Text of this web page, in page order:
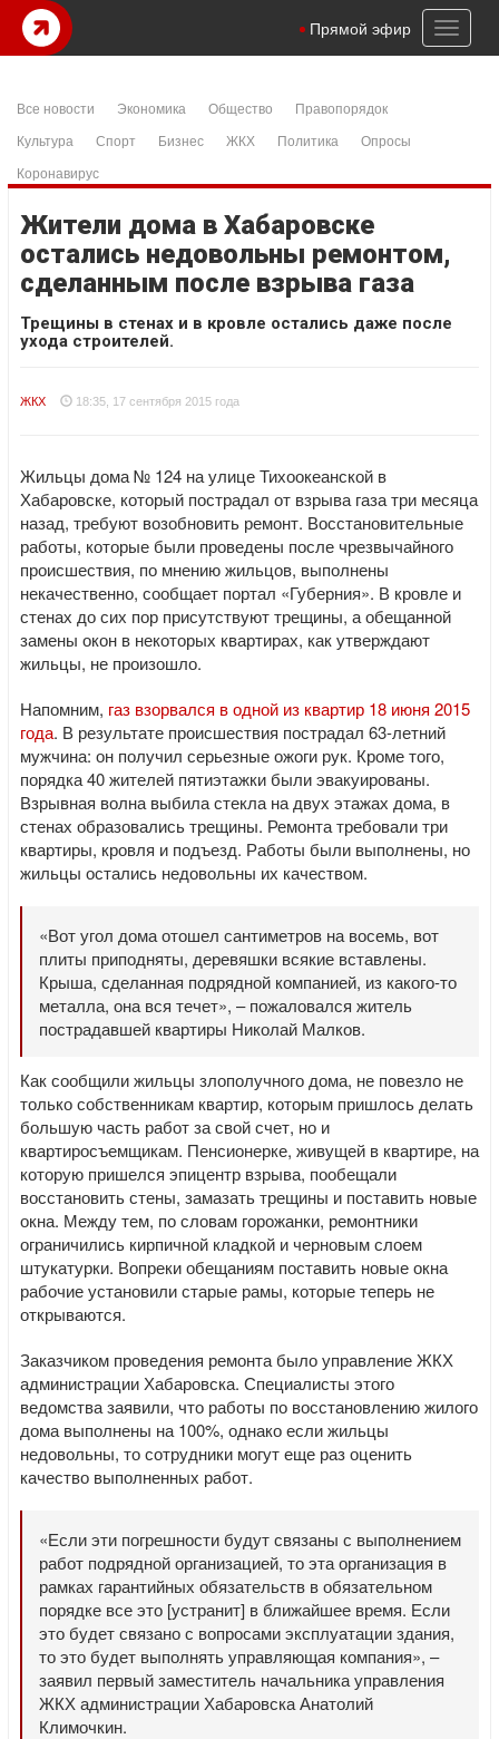
Toggle
Прямой эфир
Все новости Экономика Общество
Правопорядок
Культура
Спорт Бизнес ЖКХ Политика
Опросы
Коронавирус
Жители дома в Хабаровске
остались недовольны ремонтом,
сделанным после взрыва газа
Трещины в стенах и в кровле остались даже после
ухода строителей.
ЖКХ 18:35, 17 сентября 2015 года
Жильцы дома № 124 на улице Тихоокеанской в
Хабаровске, который пострадал от взрыва газа три месяца
назад, требуют возобновить ремонт. Восстановительные
работы, которые были проведены после чрезвычайного
происшествия, по мнению жильцов, выполнены
некачественно, сообщает портал «Губерния». В кровле и
стенах до сих пор присутствуют трещины, а обещанной
замены окон в некоторых квартирах, как утверждают
жильцы, не произошло.
Напомним, газ взорвался в одной из квартир 18 июня 2015
года. В результате происшествия пострадал 63-летний
мужчина: он получил серьезные ожоги рук. Кроме того,
порядка 40 жителей пятиэтажки были эвакуированы.
Взрывная волна выбила стекла на двух этажах дома, в
стенах образовались трещины. Ремонта требовали три
квартиры, кровля и подъезд. Работы были выполнены, но
жильцы остались недовольны их качеством.
«Вот угол дома отошел сантиметров на восемь, вот
плиты приподняты, деревяшки всякие вставлены.
Крыша, сделанная подрядной компанией, из какого-то
металла, она вся течет», – пожаловался житель
пострадавшей квартиры Николай Малков.
Как сообщили жильцы злополучного дома, не повезло не
только собственникам квартир, которым пришлось делать
большую часть работ за свой счет, но и
квартиросъемщикам. Пенсионерке, живущей в квартире, на
которую пришелся эпицентр взрыва, пообещали
восстановить стены, замазать трещины и поставить новые
окна. Между тем, по словам горожанки, ремонтники
ограничились кирпичной кладкой и черновым слоем
штукатурки. Вопреки обещаниям поставить новые окна
рабочие установили старые рамы, которые теперь не
открываются.
Заказчиком проведения ремонта было управление ЖКХ
администрации Хабаровска. Специалисты этого
ведомства заявили, что работы по восстановлению жилого
дома выполнены на 100%, однако если жильцы
недовольны, то сотрудники могут еще раз оценить
качество выполненных работ.
«Если эти погрешности будут связаны с выполнением
работ подрядной организацией, то эта организация в
рамках гарантийных обязательств в обязательном
порядке все это [устранит] в ближайшее время. Если
это будет связано с вопросами эксплуатации здания,
то это будет выполнять управляющая компания», –
заявил первый заместитель начальника управления
ЖКХ администрации Хабаровска Анатолий
Климочкин.